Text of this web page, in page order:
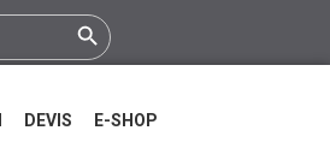
Search Button
DEVIS E-SHOP